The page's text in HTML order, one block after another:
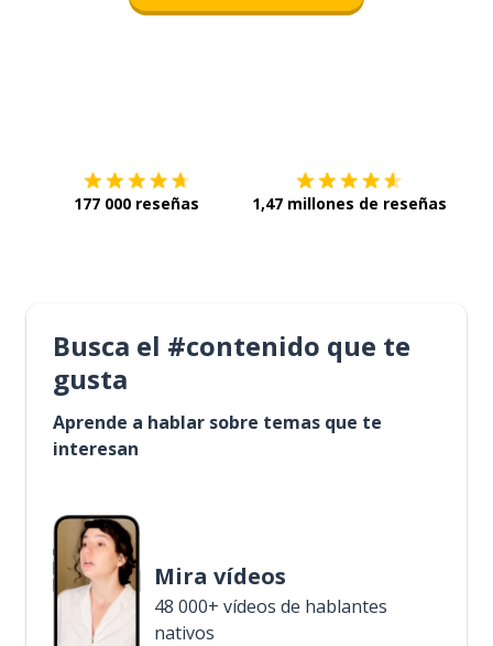
177 000 reseñas 1,47 millones de reseñas
Busca el #contenido que te
gusta
Aprende a hablar sobre temas que te
interesan
Mira vídeos
48 000+ vídeos de hablantes
nativos